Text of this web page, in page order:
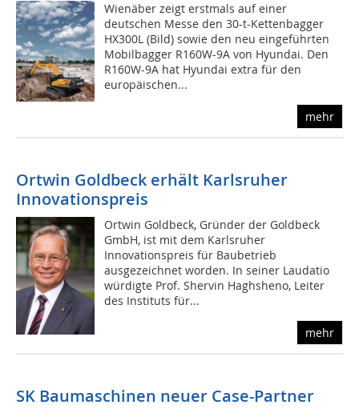
Wienäber zeigt erstmals auf einer
deutschen Messe den 30-t-Kettenbagger
HX300L (Bild) sowie den neu eingeführten
Mobilbagger R160W-9A von Hyundai. Den
R160W-9A hat Hyundai extra für den
europäischen...
mehr
Ortwin Goldbeck erhält Karlsruher
Innovationspreis
Ortwin Goldbeck, Gründer der Goldbeck
GmbH, ist mit dem Karlsruher
Innovationspreis für Baubetrieb
ausgezeichnet worden. In seiner Laudatio
würdigte Prof. Shervin Haghsheno, Leiter
des Instituts für...
mehr
SK Baumaschinen neuer Case-Partner